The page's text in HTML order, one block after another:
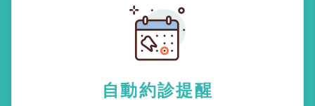
自動約診提醒